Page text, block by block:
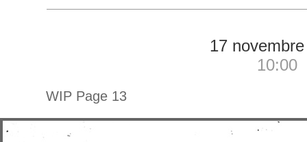
17
10:00
WIP Page 13